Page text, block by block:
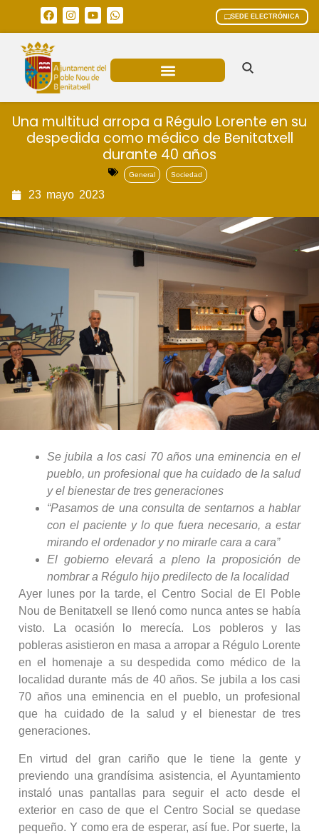
SEDE ELECTRÓNICA
Una multitud arropa a Régulo Lorente en su
despedida como médico de Benitatxell
durante 40 años
General Sociedad
23 mayo 2023
Se jubila a los casi 70 años una eminencia en el
pueblo, un profesional que ha cuidado de la salud
y el bienestar de tres generaciones
“Pasamos de una consulta de sentarnos a hablar
con el paciente y lo que fuera necesario, a estar
mirando el ordenador y no mirarle cara a cara”
El gobierno elevará a pleno la proposición de
nombrar a Régulo hijo predilecto de la localidad
Ayer lunes por la tarde, el Centro Social de El Poble
Nou de Benitatxell se llenó como nunca antes se había
visto. La ocasión lo merecía. Los pobleros y las
pobleras asistieron en masa a arropar a Régulo Lorente
en el homenaje a su despedida como médico de la
localidad durante más de 40 años. Se jubila a los casi
70 años una eminencia en el pueblo, un profesional
que ha cuidado de la salud y el bienestar de tres
generaciones.
En virtud del gran cariño que le tiene la gente y
previendo una grandísima asistencia, el Ayuntamiento
instaló unas pantallas para seguir el acto desde el
exterior en caso de que el Centro Social se quedase
pequeño. Y como era de esperar, así fue. Por suerte, la